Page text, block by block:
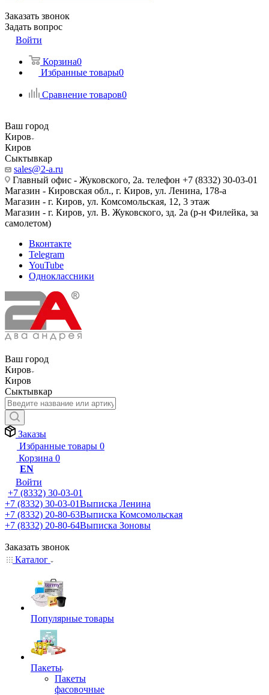
Заказать звонок
Задать вопрос
Войти
Корзина0
Избранные товары0
Сравнение товаров0
Ваш город
Киров
Киров
Сыктывкар
sales@2-a.ru
Главный офис - Жуковского, 2а. телефон +7 (8332) 30-03-01
Магазин - Кировская обл., г. Киров, ул. Ленина, 178-а
Магазин - г. Киров, ул. Комсомольская, 12, 3 этаж
Магазин - г. Киров, ул. В. Жуковского, зд. 2а (р-н Филейка, за
самолетом)
Вконтакте
Telegram
YouTube
Одноклассники
Ваш город
Киров
Киров
Сыктывкар
Заказы
Избранные товары 0
Корзина 0
EN
Войти
+7 (8332) 30-03-01
+7 (8332) 30-03-01Выписка Ленина
+7 (8332) 20-80-63Выписка Комсомольская
+7 (8332) 20-80-64Выписка Зоновы
Заказать звонок
Каталог
Популярные товары
Пакеты
Пакеты
фасовочные